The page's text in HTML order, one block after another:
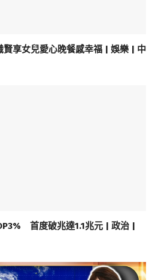
享女兒愛心晚餐感幸福 | 娛樂 | 中
首度破兆達1.1兆元 | 政治 |